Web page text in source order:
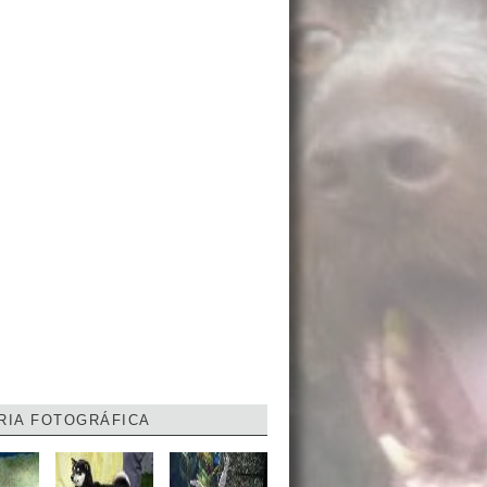
FOTOGRÁFICA